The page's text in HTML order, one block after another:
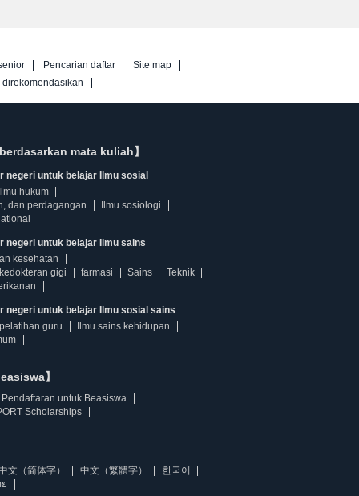
Pencarian daftar
Site map
mata kuliah】
negeri untuk belajar Ilmu sosial
hukum
dan perdagangan
Ilmu sosiologi
negeri untuk belajar Ilmu sains
kesehatan
gigi
farmasi Sains
Teknik
negeri untuk belajar Ilmu sosial sains
guru
Ilmu sains kehidupan
】
Pendaftaran untuk Beasiswa
Scholarships
文（简体字） 中文（繁體字）
한국어